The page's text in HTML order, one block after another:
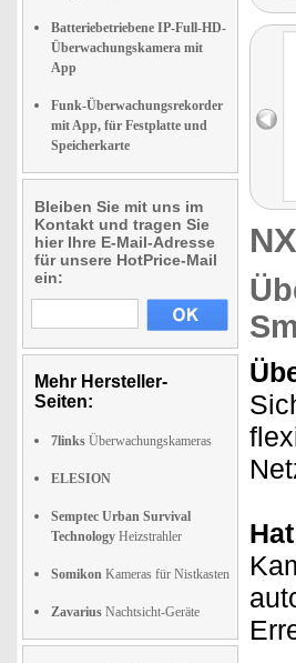
Batteriebetriebene IP-Full-HD-
Überwachungskamera mit
App
Funk-Überwachungsrekorder
mit App, für Festplatte und
Speicherkarte
Bleiben Sie mit uns im
Kontakt und tragen Sie
hier Ihre E-Mail-Adresse
für unsere HotPrice-Mail
ein:
Mehr Hersteller-
Seiten:
7links Überwachungskameras
ELESION
Semptec Urban Survival
Technology Heizstrahler
Somikon Kameras für Nistkasten
Zavarius Nachtsicht-Geräte